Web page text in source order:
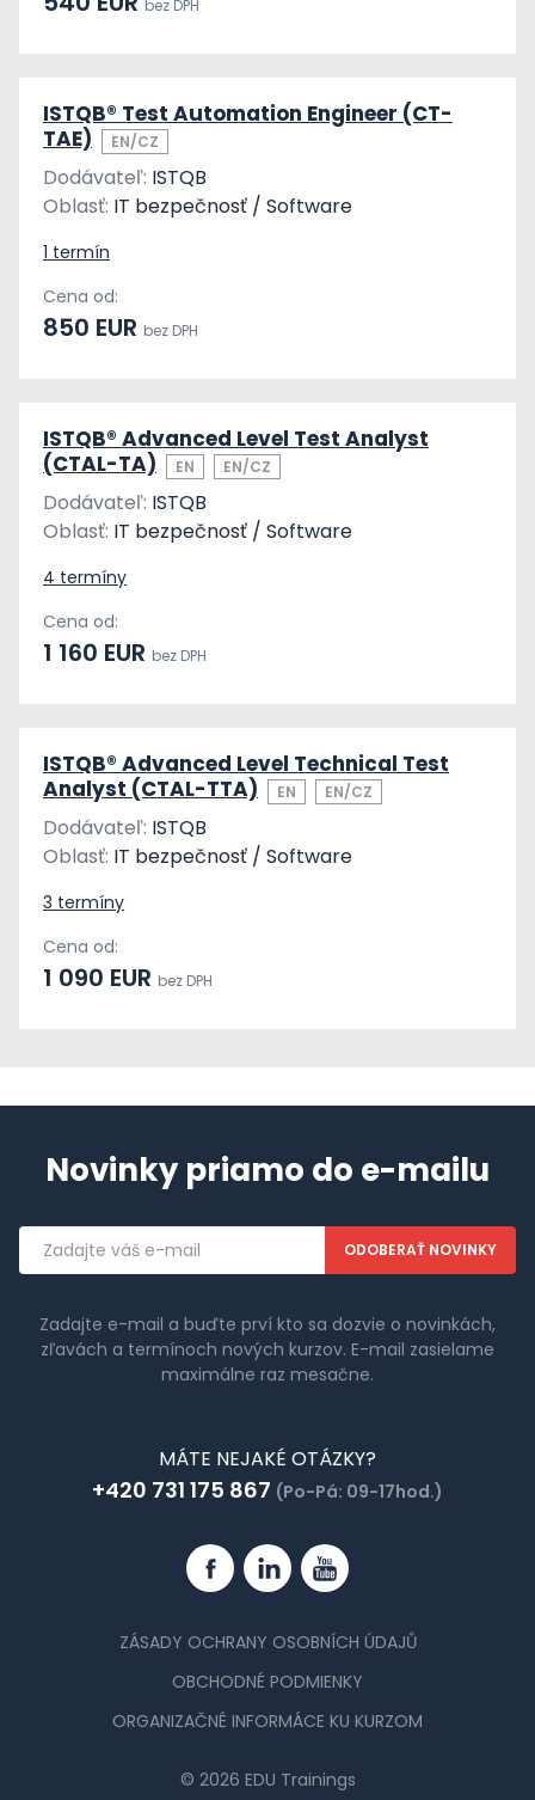
bez DPH
ISTQB® Test Automation Engineer (CT-
TAE)
EN/CZ
Dodávateľ: ISTQB
Oblasť: IT bezpečnosť / Software
1 termín
Cena od:
850 EUR bez DPH
ISTQB® Advanced Level Test Analyst
(CTAL-TA)
EN EN/CZ
Dodávateľ: ISTQB
Oblasť: IT bezpečnosť / Software
4 termíny
Cena od:
1 160 EUR bez DPH
ISTQB® Advanced Level Technical Test
Analyst (CTAL-TTA)
EN EN/CZ
Dodávateľ: ISTQB
Oblasť: IT bezpečnosť / Software
3 termíny
Cena od:
1 090 EUR bez DPH
Novinky priamo do e-mailu
Emailová
adresa
Zadajte e-mail a buďte prví kto sa dozvie o novinkách,
zľavách a termínoch nových kurzov. E-mail zasielame
maximálne raz mesačne.
MÁTE NEJAKÉ OTÁZKY?
+420 731 175 867 (Po-Pá: 09-17hod.)
FacebookLinkedinYouTube
ZÁSADY OCHRANY OSOBNÍCH ÚDAJŮ
OBCHODNÉ PODMIENKY
ORGANIZAČNÉ INFORMÁCE KU KURZOM
© 2026 EDU Trainings